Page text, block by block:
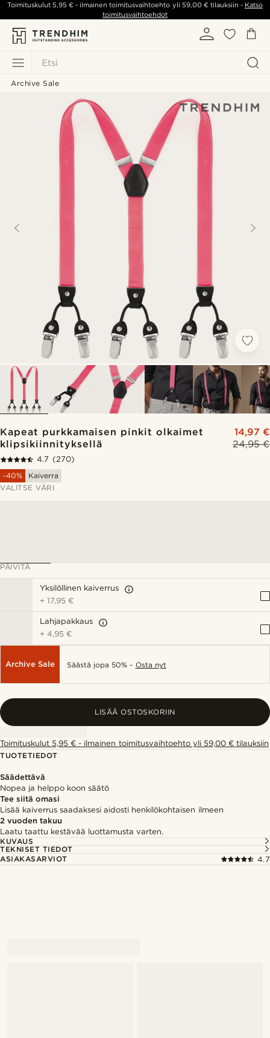
Etsi
Toimituskulut5,95 € - ilmainen toimitusvaihtoehto yli 59,00 €tilauksiin - Katso
toimitusvaihtoehdot
Archive Sale
Kapeat purkkamaisen pinkit olkaimet
klipsikiinnityksellä
24,95 €
14,97 €
4.7 (270)
-40%
Kaiverra
VALITSE VÄRI
PÄIVITÄ
Yksilöllinen kaiverrus
+17,95 €
Lahjapakkaus
+4,95 €
Archive Sale Säästä jopa 50% - Osta nyt
LISÄÄ OSTOSKORIIN
Toimituskulut 5,95 € - ilmainen toimitusvaihtoehto yli 59,00 € tilauksiin
TUOTETIEDOT
Säädettävä
Nopea ja helppo koon säätö
Tee siitä omasi
Lisää kaiverrus saadaksesi aidosti henkilökohtaisen ilmeen
2 vuoden takuu
Laatu taattu kestävää luottamusta varten.
KUVAUS
TEKNISET TIEDOT
ASIAKASARVIOT
4.7